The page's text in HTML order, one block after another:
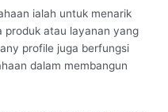
ialah untuk menarik
produk atau layanan yang
profile juga berfungsi
dalam membangun